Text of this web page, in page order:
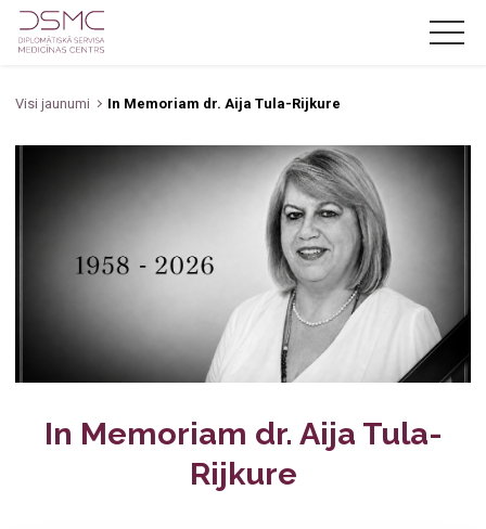
Par mums
Akcijas
Zobārstniecība
Oftalmoloģija
Jūrnieku medicīniskā komisija
Kontakti
LV RU EN
Visi jaunumi In Memoriam dr. Aija Tula-Rijkure
In Memoriam dr. Aija Tula-
Rijkure